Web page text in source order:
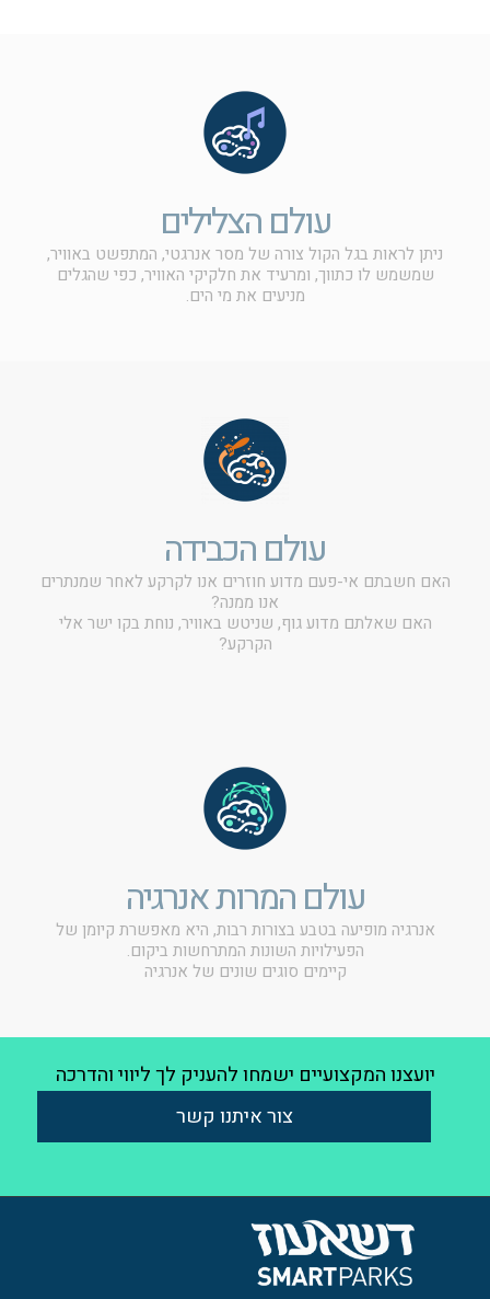
עולם הצלילים
ניתן לראות בגל הקול צורה של מסר אנרגטי, המתפשט באוויר,
שמשמש לו כתווך, ומרעיד את חלקיקי האוויר, כפי שהגלים
מניעים את מי הים.
עולם הכבידה
האם חשבתם אי-פעם מדוע חוזרים אנו לקרקע לאחר שמנתרים
אנו ממנה?
האם שאלתם מדוע גוף, שניטש באוויר, נוחת בקו ישר אלי
הקרקע?
עולם המרות אנרגיה
אנרגיה מופיעה בטבע בצורות רבות, היא מאפשרת קיומן של
הפעילויות השונות המתרחשות ביקום.
קיימים סוגים שונים של אנרגיה
יועצנו המקצועיים ישמחו להעניק לך ליווי והדרכה
צור איתנו קשר